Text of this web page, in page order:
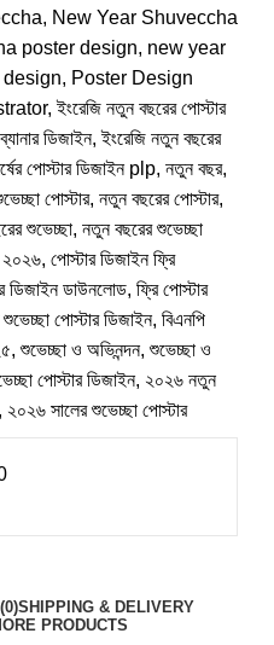
, New Year Shuveccha
poster design, new year
design, Poster Design
, ইংরেজি নতুন বছরের পোস্টার
ডিজাইন, ইংরেজি নতুন বছরের
পোস্টার ডিজাইন plp, নতুন বছর,
পোস্টার, নতুন বছরের পোস্টার,
শুভেচ্ছা, নতুন বছরের শুভেচ্ছা
২০২৬, পোস্টার ডিজাইন ফ্রি
ডিজাইন ডাউনলোড, ফ্রি পোস্টার
পোস্টার ডিজাইন, বিএনপি
, শুভেচ্ছা ও অভিনন্দন, শুভেচ্ছা ও
পোস্টার ডিজাইন, ২০২৬ নতুন
, ২০২৬ সালের শুভেচ্ছা পোস্টার
SHIPPING & DELIVERY
PRODUCTS